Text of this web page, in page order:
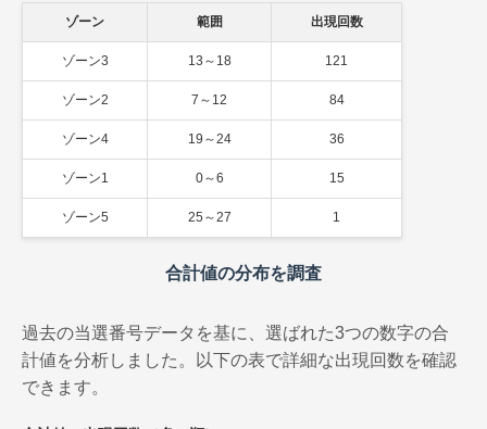
ゾーン 範囲 出現回数
ゾーン3 13～18 121
ゾーン2 7～12 84
ゾーン4 19～24 36
ゾーン1 0～6 15
ゾーン5 25～27 1
合計値の分布を調査
過去の当選番号データを基に、選ばれた3つの数字の合
計値を分析しました。以下の表で詳細な出現回数を確認
できます。